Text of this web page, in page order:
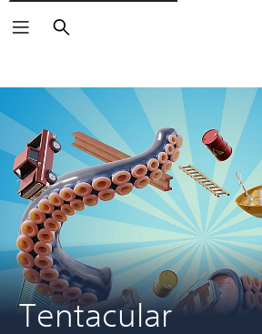
Buscar
Tentacular